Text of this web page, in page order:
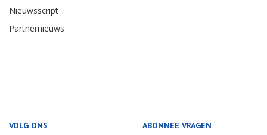
Nieuwsscript
Partnernieuws
VOLG ONS ABONNEE VRAGEN